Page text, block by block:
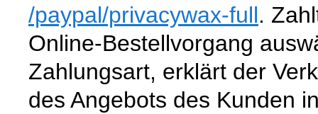
/paypal/privacywax-full.
Online-Bestellvorgang
Zahlungsart, erklärt der
des Angebots des Kunden